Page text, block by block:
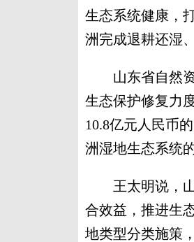
生态系统健康，
洲完成退耕还湿
山东省自然资
生态保护修复力
10.8亿元人民币
洲湿地生态系统
王太明说，山
合效益，推进生
地类型分类施策